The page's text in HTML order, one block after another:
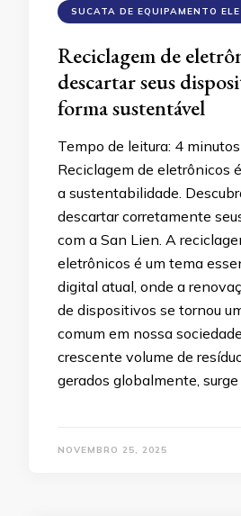
SUCATA DE EQUIPAMENTO
Reciclagem de
descartar seus
forma sustentável
Tempo de leitura: 4 minutos
Reciclagem de eletrônicos
a sustentabilidade.
descartar corretamente
com a San Lien. A
eletrônicos é um tema
digital atual, onde a
de dispositivos se tornou
comum em nossa
crescente volume de
gerados globalmente, surge
NOVEMBRO 25, 2025